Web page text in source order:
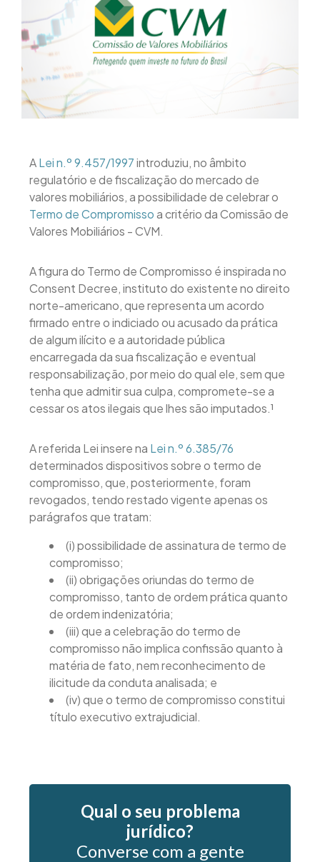
ALei n.º 9.457/1997introduziu, no âmbito
regulatório e de fiscalização do mercado de
valores mobiliários, a possibilidade de celebrar o
Termo de Compromissoa critério da Comissão de
Valores Mobiliários - CVM.
A figura do Termo de Compromisso é inspirada no
Consent Decree, instituto do existente no direito
norte-americano, que representa um acordo
firmado entre o indiciado ou acusado da prática
de algum ilícito e a autoridade pública
encarregada da sua fiscalização e eventual
responsabilização, por meio do qual ele, sem que
tenha que admitir sua culpa, compromete-se a
cessar os atos ilegais que lhes são imputados.¹
A referida Lei insere na Lei n.º 6.385/76
determinados dispositivos sobre o termo de
compromisso, que, posteriormente, foram
revogados, tendo restado vigente apenas os
parágrafos que tratam:
(i) possibilidade de assinatura de termo de
compromisso;
(ii) obrigações oriundas do termo de
compromisso, tanto de ordem prática quanto
de ordem indenizatória;
(iii) que a celebração do termo de
compromisso não implica confissão quanto à
matéria de fato, nem reconhecimento de
ilicitude da conduta analisada; e
(iv) que o termo de compromisso constitui
título executivo extrajudicial.
Qual o seu problema
jurídico?
Converse com a gente